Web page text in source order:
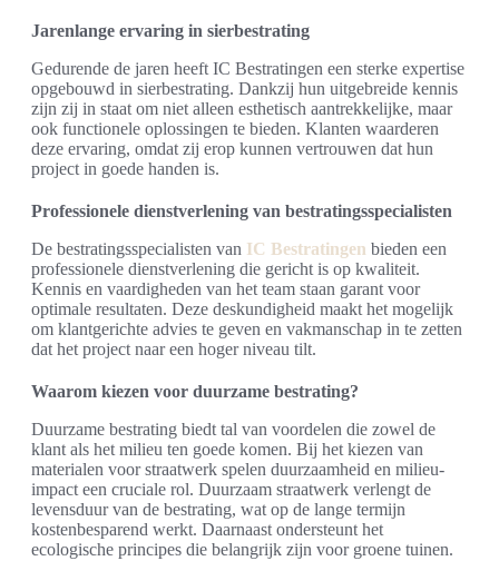
Jarenlange ervaring in sierbestrating
Gedurende de jaren heeft IC Bestratingen een sterke expertise
opgebouwd in sierbestrating. Dankzij hun uitgebreide kennis
zijn zij in staat om niet alleen esthetisch aantrekkelijke, maar
ook functionele oplossingen te bieden. Klanten waarderen
deze ervaring, omdat zij erop kunnen vertrouwen dat hun
project in goede handen is.
Professionele dienstverlening van bestratingsspecialisten
De bestratingsspecialisten van IC Bestratingen bieden een
professionele dienstverlening die gericht is op kwaliteit.
Kennis en vaardigheden van het team staan garant voor
optimale resultaten. Deze deskundigheid maakt het mogelijk
om klantgerichte advies te geven en vakmanschap in te zetten
dat het project naar een hoger niveau tilt.
Waarom kiezen voor duurzame bestrating?
Duurzame bestrating biedt tal van voordelen die zowel de
klant als het milieu ten goede komen. Bij het kiezen van
materialen voor straatwerk spelen duurzaamheid en milieu-
impact een cruciale rol. Duurzaam straatwerk verlengt de
levensduur van de bestrating, wat op de lange termijn
kostenbesparend werkt. Daarnaast ondersteunt het
ecologische principes die belangrijk zijn voor groene tuinen.